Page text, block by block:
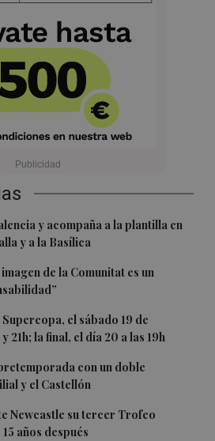
y acompaña a la plantilla en
y a la Basílica
de la Comunitat es un
el sábado 19 de
21h; la final, el día 20 a las 19h
con un doble
y el Castellón
Newcastle su tercer Trofeo
años después